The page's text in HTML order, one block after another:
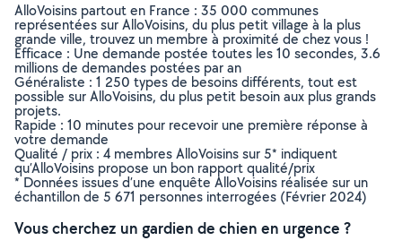
AlloVoisins partout en France : 35 000 communes
représentées sur AlloVoisins, du plus petit village à la plus
grande ville, trouvez un membre à proximité de chez vous !
Efficace : Une demande postée toutes les 10 secondes, 3.6
millions de demandes postées par an
Généraliste : 1 250 types de besoins différents, tout est
possible sur AlloVoisins, du plus petit besoin aux plus grands
projets.
Rapide : 10 minutes pour recevoir une première réponse à
votre demande
Qualité / prix : 4 membres AlloVoisins sur 5* indiquent
qu’AlloVoisins propose un bon rapport qualité/prix
* Données issues d’une enquête AlloVoisins réalisée sur un
échantillon de 5 671 personnes interrogées (Février 2024)
Vous cherchez un gardien de chien en urgence ?